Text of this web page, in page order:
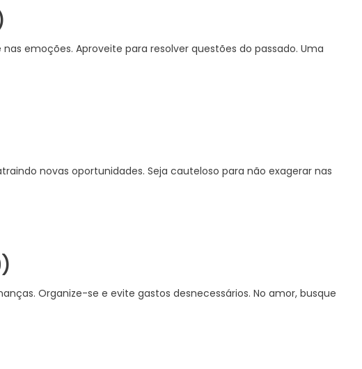
emoções. Aproveite para resolver questões do passado. Uma
novas oportunidades. Seja cauteloso para não exagerar nas
Organize-se e evite gastos desnecessários. No amor, busque